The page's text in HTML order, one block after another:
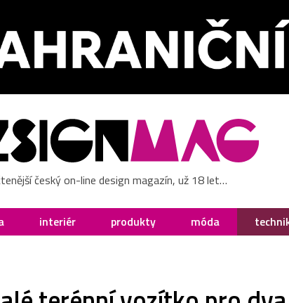
český on-line design magazín, už 18 let…
interiér produkty móda